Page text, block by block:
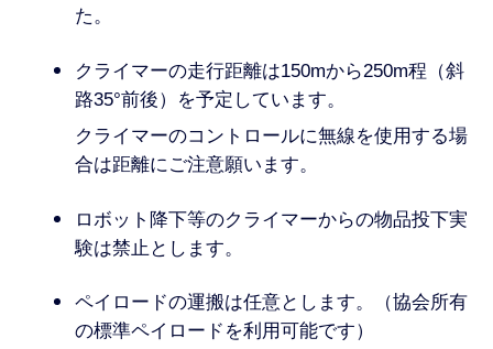
た。
クライマーの走行距離は150mから250m程（斜
路35°前後）を予定しています。
クライマーのコントロールに無線を使用する場
合は距離にご注意願います。
ロボット降下等のクライマーからの物品投下実
験は禁止とします。
ペイロードの運搬は任意とします。（協会所有
の標準ペイロードを利用可能です）